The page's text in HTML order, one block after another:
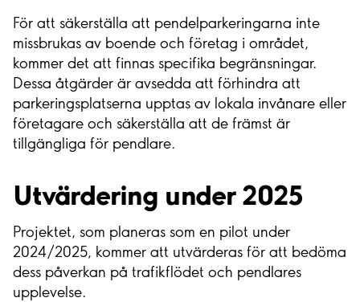
För att säkerställa att pendelparkeringarna inte
missbrukas av boende och företag i området,
kommer det att finnas specifika begränsningar.
Dessa åtgärder är avsedda att förhindra att
parkeringsplatserna upptas av lokala invånare eller
företagare och säkerställa att de främst är
tillgängliga för pendlare.
Utvärdering under 2025
Projektet, som planeras som en pilot under
2024/2025, kommer att utvärderas för att bedöma
dess påverkan på trafikflödet och pendlares
upplevelse.